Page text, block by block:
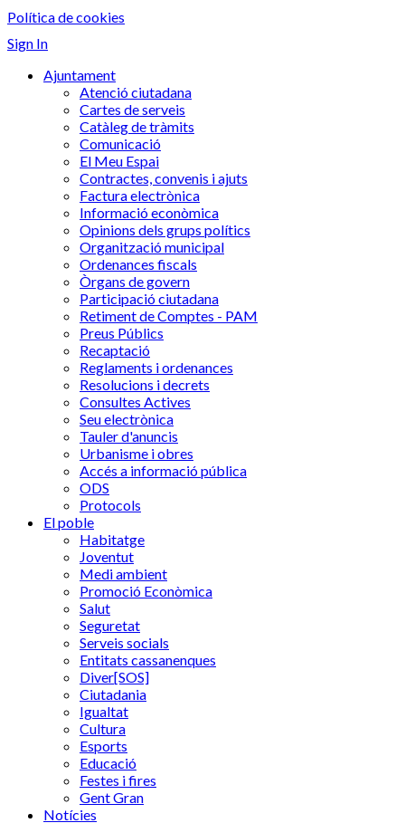
Política de cookies
Sign In
Ajuntament
Atenció ciutadana
Cartes de serveis
Catàleg de tràmits
Comunicació
El Meu Espai
Contractes, convenis i ajuts
Factura electrònica
Informació econòmica
Opinions dels grups polítics
Organització municipal
Ordenances fiscals
Òrgans de govern
Participació ciutadana
Retiment de Comptes - PAM
Preus Públics
Recaptació
Reglaments i ordenances
Resolucions i decrets
Consultes Actives
Seu electrònica
Tauler d'anuncis
Urbanisme i obres
Accés a informació pública
ODS
Protocols
El poble
Habitatge
Joventut
Medi ambient
Promoció Econòmica
Salut
Seguretat
Serveis socials
Entitats cassanenques
Diver[SOS]
Ciutadania
Igualtat
Cultura
Esports
Educació
Festes i fires
Gent Gran
Notícies